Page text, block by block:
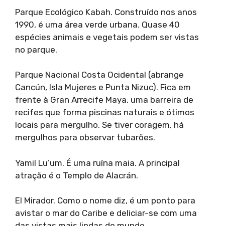
Parque Ecológico Kabah. Construído nos anos
1990, é uma área verde urbana. Quase 40
espécies animais e vegetais podem ser vistas
no parque.
Parque Nacional Costa Ocidental (abrange
Cancún, Isla Mujeres e Punta Nizuc). Fica em
frente à Gran Arrecife Maya, uma barreira de
recifes que forma piscinas naturais e ótimos
locais para mergulho. Se tiver coragem, há
mergulhos para observar tubarões.
Yamil Lu’um. É uma ruína maia. A principal
atração é o Templo de Alacrán.
El Mirador. Como o nome diz, é um ponto para
avistar o mar do Caribe e deliciar-se com uma